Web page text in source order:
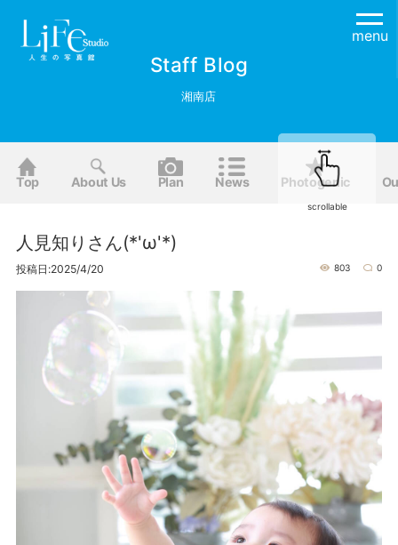
menu
Staff Blog
湘南店
Top About Us Plan News Photogenic
人見知りさん(*'ω'*)
投稿日:2025/4/20 803 0